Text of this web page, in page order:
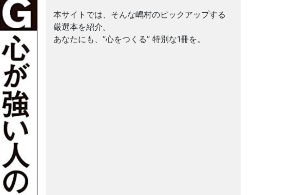
本サイトでは、そんな嶋村のピックアップする
厳選本を紹介。
あなたにも、”心をつくる” 特別な1冊を。